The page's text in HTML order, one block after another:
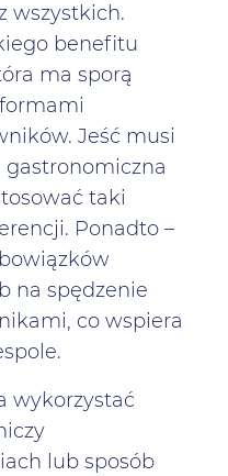
wszystkich.
benefitu
ma sporą
Jeść musi
gastronomiczna
taki
Ponadto –
na spędzenie
co wspiera
wykorzystać
lub sposób